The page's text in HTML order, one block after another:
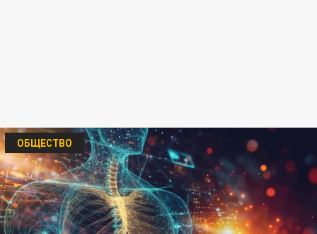
ОБЩЕСТВО